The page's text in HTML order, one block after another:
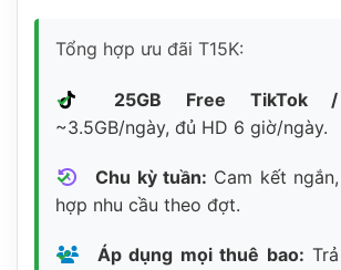
Tổng hợp ưu đãi T15K:
25GB Free TikTok
~3.5GB/ngày, đủ HD 6 giờ/ngày.
Chu kỳ tuần: Cam kết
hợp nhu cầu theo đợt.
Áp dụng mọi thuê bao: